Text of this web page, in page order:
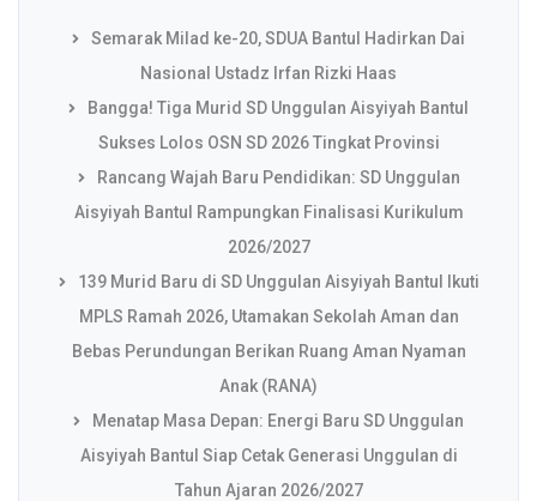
Semarak Milad ke-20, SDUA Bantul Hadirkan Dai
Nasional Ustadz Irfan Rizki Haas
Bangga! Tiga Murid SD Unggulan Aisyiyah Bantul
Sukses Lolos OSN SD 2026 Tingkat Provinsi
Rancang Wajah Baru Pendidikan: SD Unggulan
Aisyiyah Bantul Rampungkan Finalisasi Kurikulum
2026/2027
139 Murid Baru di SD Unggulan Aisyiyah Bantul Ikuti
MPLS Ramah 2026, Utamakan Sekolah Aman dan
Bebas Perundungan Berikan Ruang Aman Nyaman
Anak (RANA)
Menatap Masa Depan: Energi Baru SD Unggulan
Aisyiyah Bantul Siap Cetak Generasi Unggulan di
Tahun Ajaran 2026/2027